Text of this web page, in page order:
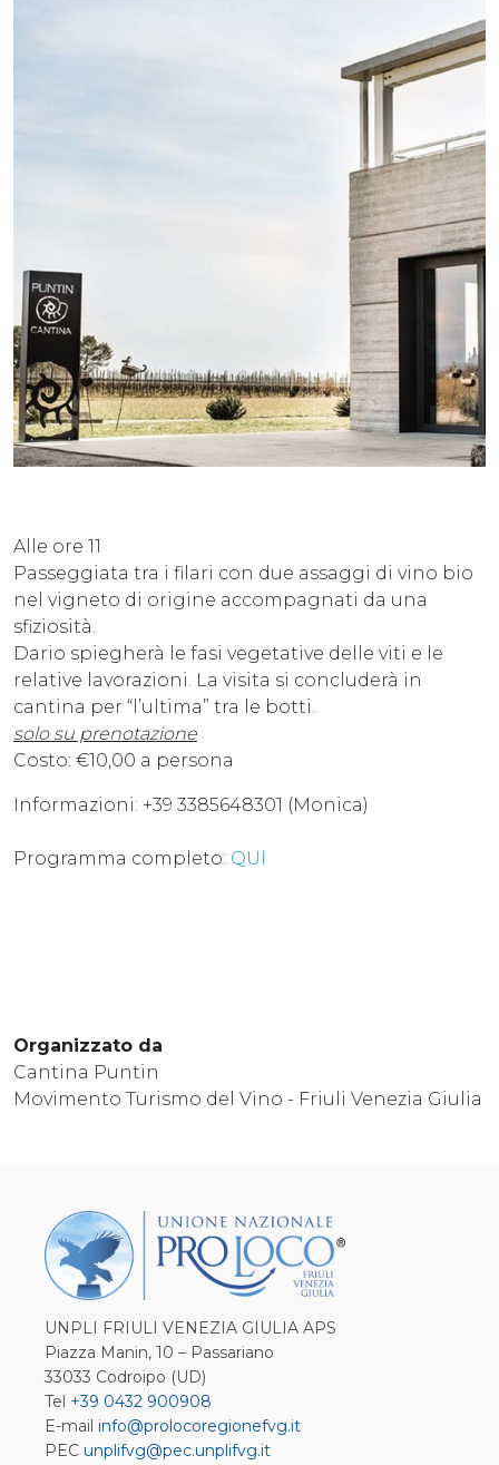
Alle ore 11
Passeggiata tra i filari con due assaggi di vino bio
nel vigneto di origine accompagnati da una
sfiziosità.
Dario spiegherà le fasi vegetative delle viti e le
relative lavorazioni. La visita si concluderà in
cantina per “l’ultima” tra le botti.
solo su prenotazione
Costo: €10,00 a persona
Informazioni: +39 3385648301 (Monica)
Programma completo: QUI
Organizzato da
Cantina Puntin
Movimento Turismo del Vino - Friuli Venezia Giulia
UNPLI FRIULI VENEZIA GIULIA APS
Piazza Manin, 10 – Passariano
33033 Codroipo (UD)
Tel +39 0432 900908
E-mail info@prolocoregionefvg.it
PEC unplifvg@pec.unplifvg.it